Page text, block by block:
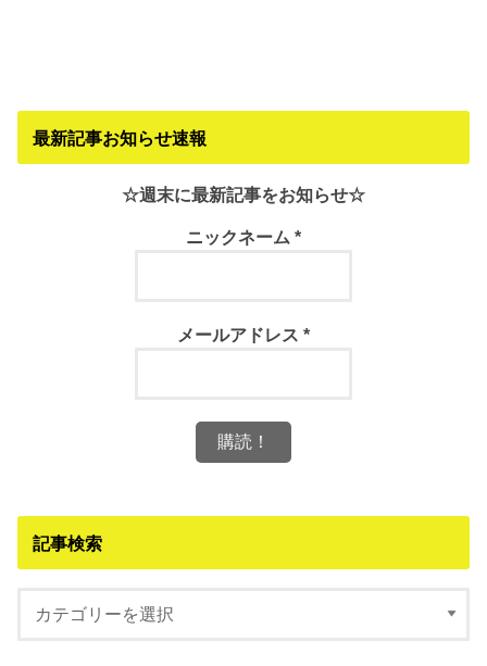
最新記事お知らせ速報
☆週末に最新記事をお知らせ☆
ニックネーム *
メールアドレス *
記事検索